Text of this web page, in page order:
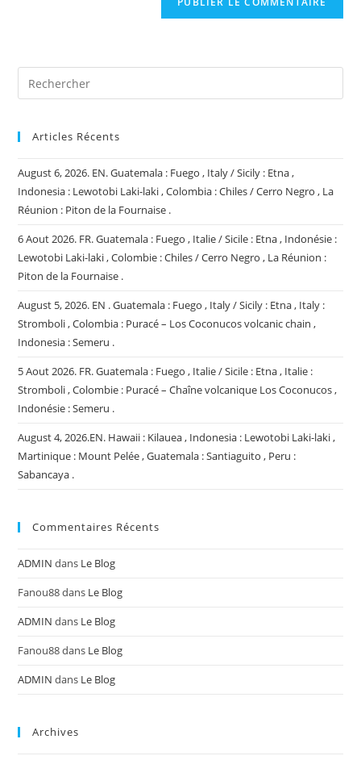
Articles Récents
August 6, 2026. EN. Guatemala : Fuego , Italy / Sicily : Etna ,
Indonesia : Lewotobi Laki-laki , Colombia : Chiles / Cerro Negro , La
Réunion : Piton de la Fournaise .
6 Aout 2026. FR. Guatemala : Fuego , Italie / Sicile : Etna , Indonésie :
Lewotobi Laki-laki , Colombie : Chiles / Cerro Negro , La Réunion :
Piton de la Fournaise .
August 5, 2026. EN . Guatemala : Fuego , Italy / Sicily : Etna , Italy :
Stromboli , Colombia : Puracé – Los Coconucos volcanic chain ,
Indonesia : Semeru .
5 Aout 2026. FR. Guatemala : Fuego , Italie / Sicile : Etna , Italie :
Stromboli , Colombie : Puracé – Chaîne volcanique Los Coconucos ,
Indonésie : Semeru .
August 4, 2026.EN. Hawaii : Kilauea , Indonesia : Lewotobi Laki-laki ,
Martinique : Mount Pelée , Guatemala : Santiaguito , Peru :
Sabancaya .
Commentaires Récents
ADMIN dans Le Blog
Fanou88dans Le Blog
ADMIN dans Le Blog
Fanou88dans Le Blog
ADMIN dans Le Blog
Archives